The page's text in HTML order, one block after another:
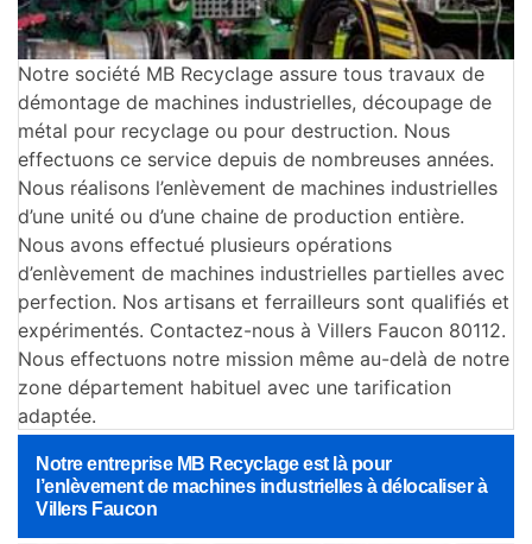
Notre société MB Recyclage assure tous travaux de
démontage de machines industrielles, découpage de
métal pour recyclage ou pour destruction. Nous
effectuons ce service depuis de nombreuses années.
Nous réalisons l’enlèvement de machines industrielles
d’une unité ou d’une chaine de production entière.
Nous avons effectué plusieurs opérations
d’enlèvement de machines industrielles partielles avec
perfection. Nos artisans et ferrailleurs sont qualifiés et
expérimentés. Contactez-nous à Villers Faucon 80112.
Nous effectuons notre mission même au-delà de notre
zone département habituel avec une tarification
adaptée.
Notre entreprise MB Recyclage est là pour
l’enlèvement de machines industrielles à délocaliser à
Villers Faucon